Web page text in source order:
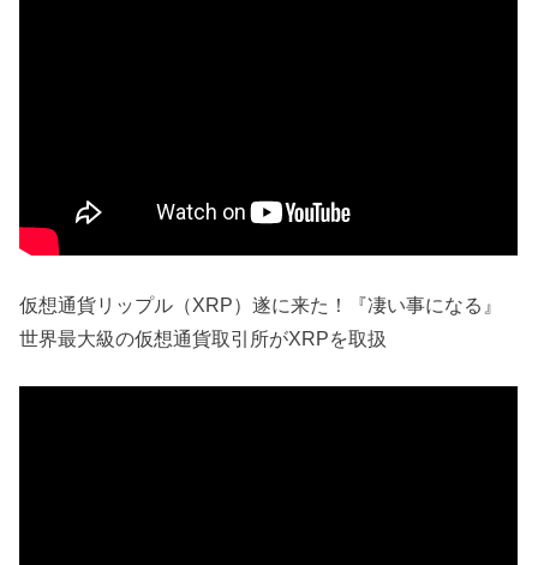
仮想通貨リップル（XRP）遂に来た！『凄い事になる』
世界最大級の仮想通貨取引所がXRPを取扱